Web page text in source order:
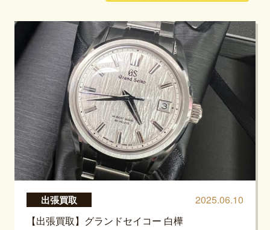
出張買取
2025.06.10
【出張買取】グランドセイコー 白樺